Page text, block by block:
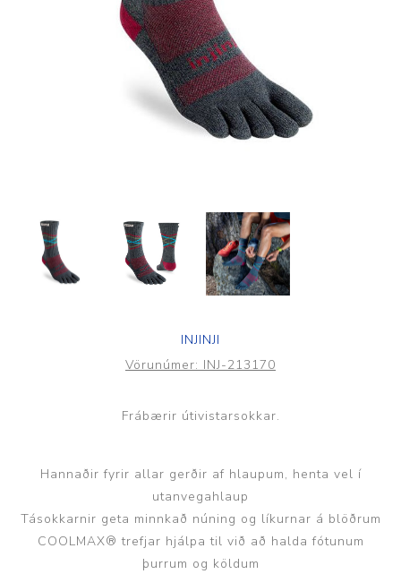
INJINJI
Vörunúmer: INJ-213170
Frábærir útivistarsokkar.
Hannaðir fyrir allar gerðir af hlaupum, henta vel í
utanvegahlaup
Tásokkarnir geta minnkað núning og líkurnar á blöðrum
COOLMAX® trefjar hjálpa til við að halda fótunum
þurrum og köldum